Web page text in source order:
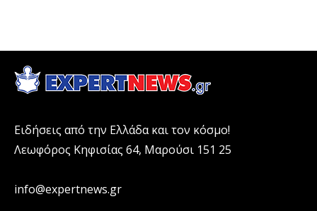
Ειδήσεις από την Ελλάδα και τον κόσμο!
Λεωφόρος Κηφισίας 64, Μαρούσι 151 25
info@expertnews.gr